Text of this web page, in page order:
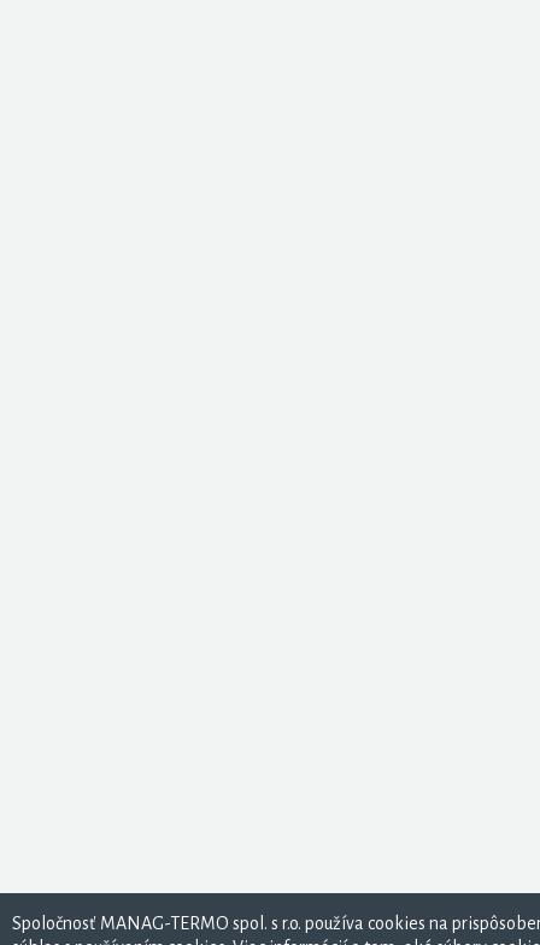
Spoločnosť MANAG-TERMO spol. s r.o. používa cookies na